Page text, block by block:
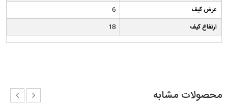
6
عرض کیف
18
ارتفاع کیف
محصولات مشابه